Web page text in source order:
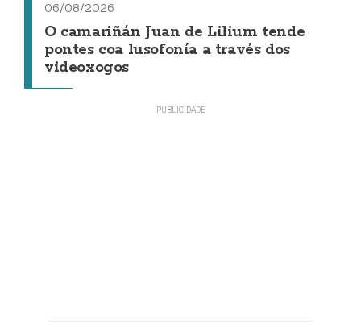
06/08/2026
O camariñán Juan de Lilium tende
pontes coa lusofonía a través dos
videoxogos